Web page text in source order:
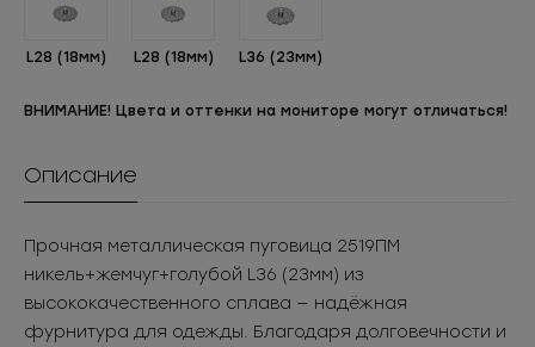
L28 (18мм) L28 (18мм) L36 (23мм)
ВНИМАНИЕ! Цвета и оттенки на мониторе могут отличаться!
Описание
Прочная металлическая пуговица 2519ПМ
никель+жемчуг+голубой L36 (23мм) из
высококачественного сплава — надёжная
фурнитура для одежды. Благодаря долговечности и